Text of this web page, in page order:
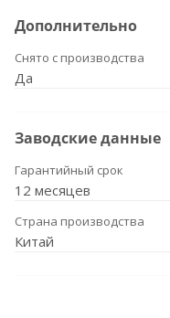
Дополнительно
Снято с производства
Да
Заводские данные
Гарантийный срок
12 месяцев
Страна производства
Китай